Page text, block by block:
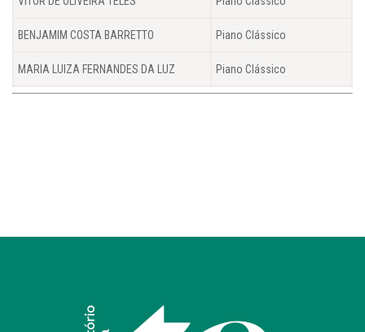
BENJAMIM COSTA BARRETTO Piano Clássico
MARIA LUIZA FERNANDES DA LUZ Piano Clássico